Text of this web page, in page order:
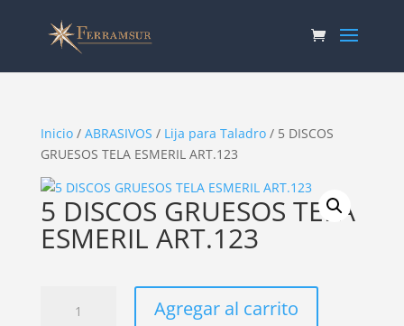
Inicio/ ABRASIVOS / Lija para Taladro/ 5 DISCOS
GRUESOS TELA ESMERIL ART.123
5 DISCOS GRUESOS TELA
ESMERIL ART.123
DISCOS
Agregar al carrito